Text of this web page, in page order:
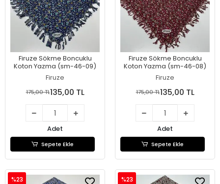
Firuze Sökme Boncuklu
Koton Yazma (sm-46-09)
Firuze
175,00 TL135,00 TL
Adet
Sepete Ekle
Firuze Sökme Boncuklu
Koton Yazma (sm-46-08)
Firuze
175,00 TL135,00 TL
Adet
Sepete Ekle
%23 %23